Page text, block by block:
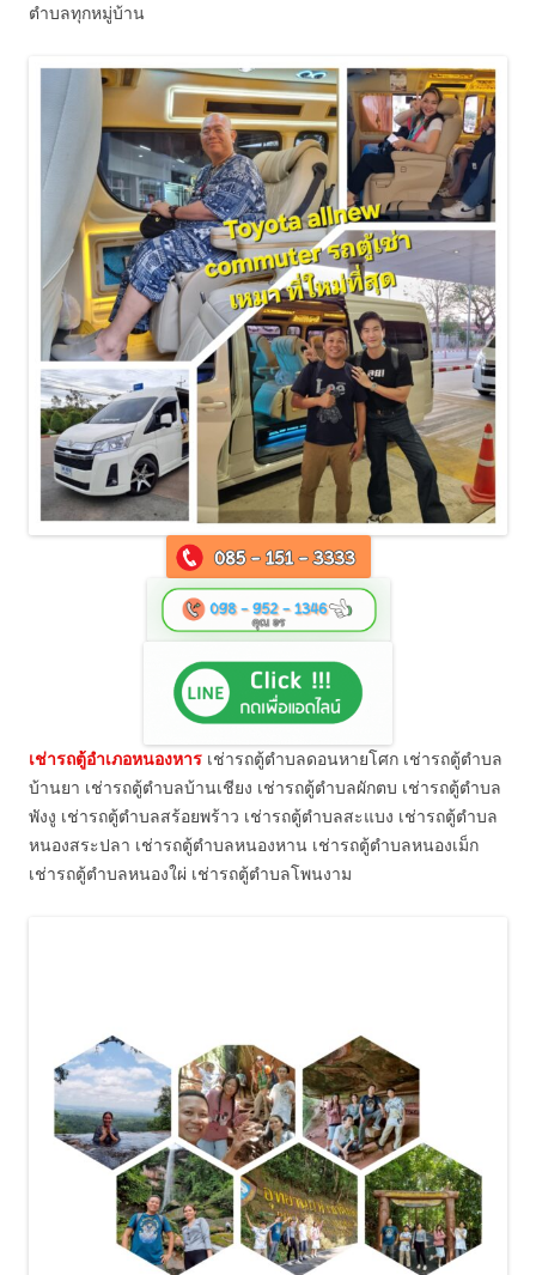
ตำบลทุกหมู่บ้าน
เช่ารถตู้อำเภอหนองหาร เช่ารถตู้ตำบลดอนหายโศก เช่ารถตู้ตำบล
บ้านยา เช่ารถตู้ตำบลบ้านเชียง เช่ารถตู้ตำบลผักตบ เช่ารถตู้ตำบล
พังงู เช่ารถตู้ตำบลสร้อยพร้าว เช่ารถตู้ตำบลสะแบง เช่ารถตู้ตำบล
หนองสระปลา เช่ารถตู้ตำบลหนองหาน เช่ารถตู้ตำบลหนองเม็ก
เช่ารถตู้ตำบลหนองใผ่ เช่ารถตู้ตำบลโพนงาม